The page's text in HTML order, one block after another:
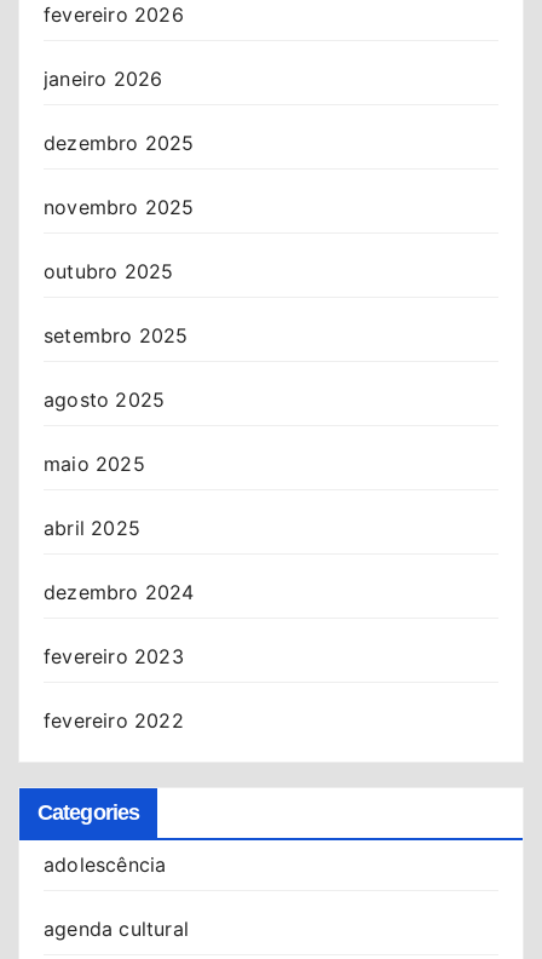
fevereiro 2026
janeiro 2026
dezembro 2025
novembro 2025
outubro 2025
setembro 2025
agosto 2025
maio 2025
abril 2025
dezembro 2024
fevereiro 2023
fevereiro 2022
Categories
adolescência
agenda cultural